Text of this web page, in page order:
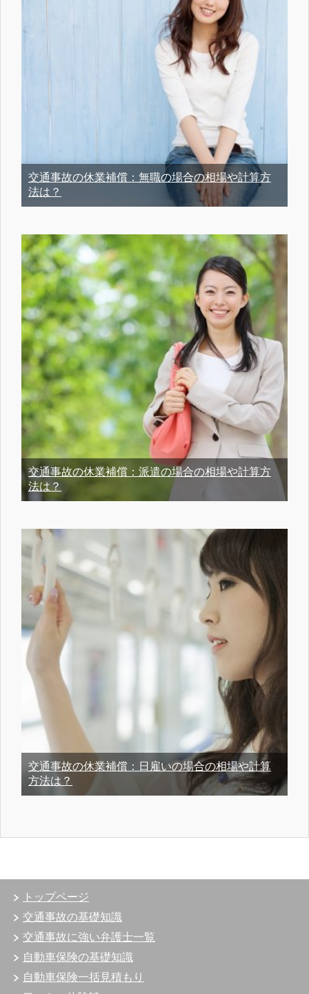
交通事故の休業補償：無職の場合の相場や計算方
法は？
交通事故の休業補償：派遣の場合の相場や計算方
法は？
交通事故の休業補償：日雇いの場合の相場や計算
方法は？
トップページ
交通事故の基礎知識
交通事故に強い弁護士一覧
自動車保険の基礎知識
自動車保険一括見積もり